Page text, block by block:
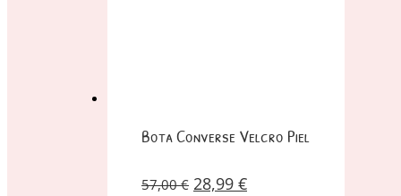
Bota Converse Velcro Piel
57,00€ 28,99 €